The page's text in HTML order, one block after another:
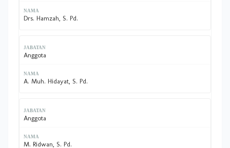
Drs. Hamzah, S. Pd.
Anggota
A. Muh. Hidayat, S. Pd.
Anggota
M. Ridwan, S. Pd.